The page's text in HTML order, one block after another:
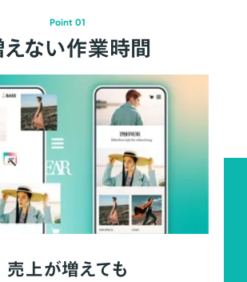
Point 01
えない作業時間
売上が増えても